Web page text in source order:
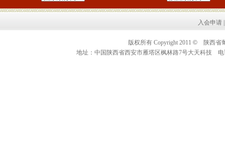
入会申请
版权所有 Copyright 2011 © 陕西省
地址：中国陕西省西安市雁塔区枫林路7号大天科技